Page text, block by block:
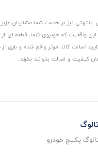
نیز در خدمت شما مشتریان
این واقعیت که خودروی شما، قطعه ای
اصالت کالا، موثر واقع شده و
کیفیت و اصالت بتوانند بخرند..
پکیج خودرو